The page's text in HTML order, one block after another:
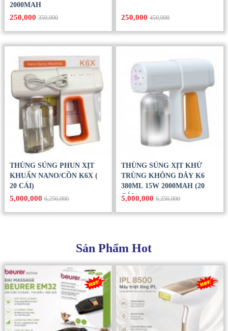
2000MAH
250,000350,000 250,000450,000
THÙNG SÚNG PHUN XỊT
KHUẨN NANO/CỒN K6X (
20 CÁI)
5,000,0006,250,000
THÙNG SÚNG XỊT KHỬ
TRÙNG KHÔNG DÂY K6
380ML 15W 2000MAH (20
CÁI )
5,000,0006,250,000
Sản Phẩm Hot